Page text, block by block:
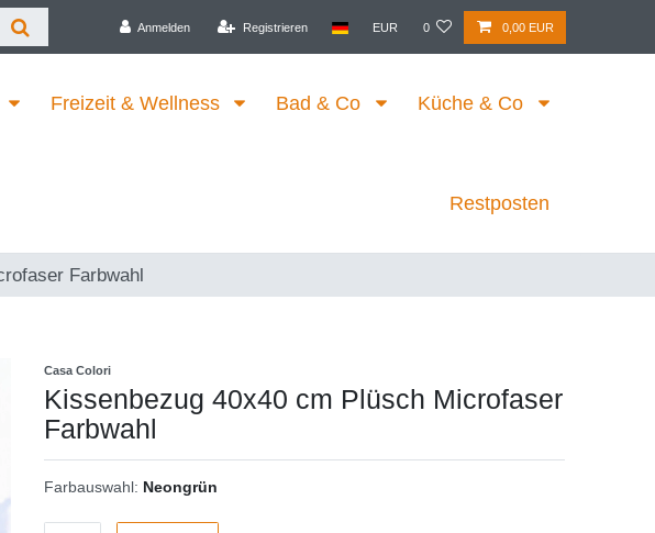
Anmelden Registrieren EUR 0 0,00 EUR
Freizeit & Wellness Bad & Co Küche & Co
Restposten
Farbwahl
Casa Colori
Kissenbezug 40x40 cm Plüsch Microfaser
Farbwahl
Farbauswahl: Neongrün